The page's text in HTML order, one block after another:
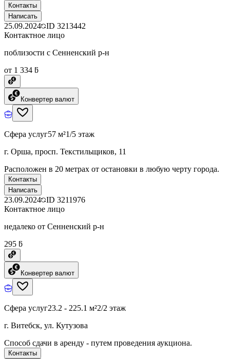
Контакты
Написать
25.09.2024 ID 3213442
Контактное лицо
поблизости с Сенненский р-н
от 1 334 ƃ
Конвертер валют
Сфера услуг57 м²1/5 этаж
г. Орша, просп. Текстильщиков, 11
Расположен в 20 метрах от остановки в любую черту города.
Контакты
Написать
23.09.2024 ID 3211976
Контактное лицо
недалеко от Сенненский р-н
295 ƃ
Конвертер валют
Сфера услуг23.2 - 225.1 м²2/2 этаж
г. Витебск, ул. Кутузова
Способ сдачи в аренду - путем проведения аукциона.
Контакты